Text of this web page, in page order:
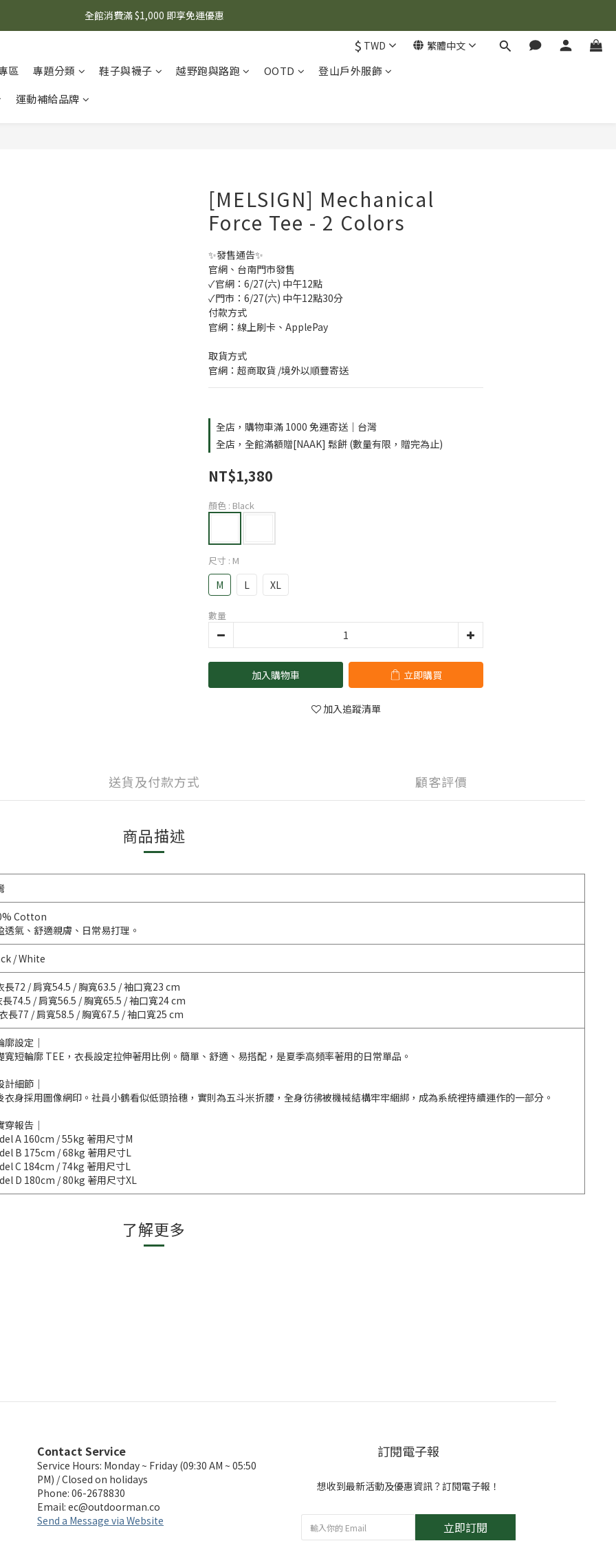
🌟 想知道現在有什麼優惠嗎？ 點擊查看最新優惠！
全館消費滿 $1,000 即享免運優惠
$ TWD 繁體中文
區 專題分類 鞋子與襪子 越野跑與路跑 OOTD
登山戶外服飾
運動補給品牌
[MELSIGN] Mechanical
Force Tee - 2 Colors
✨發售通告✨
官網、台南門市發售
✓官網：6/27(六) 中午12點
✓門市：6/27(六) 中午12點30分
付款方式
官網：線上刷卡、ApplePay
取貨方式
官網：超商取貨 /境外以順豐寄送
全店，購物車滿 1000 免運寄送｜台灣
全店，全館滿額贈[NAAK] 鬆餅 (數量有限，贈完為止)
NT$1,380
顏色 : Black
尺寸 : M
M L XL
數量
加入購物車 立即購買
加入追蹤清單
送貨及付款方式 顧客評價
商品描述
Cotton
透氣、舒適親膚、日常易打理。
/ White
長72 / 肩寬54.5 / 胸寬63.5 / 袖口寬23 cm
長74.5 / 肩寬56.5 / 胸寬65.5 / 袖口寬24 cm
長77 / 肩寬58.5 / 胸寬67.5 / 袖口寬25 cm
廓設定｜
寬短輪廓 TEE，衣長設定拉伸著用比例。簡單、舒適、易搭配，是夏季高頻率著用的日常單品。
計細節｜
衣身採用圖像網印。社員小鶴看似低頭拾穗，實則為五斗米折腰，全身彷彿被機械結構牢牢綑綁，成為系統裡持續運作的一部分。
穿報告｜
A 160cm / 55kg 著用尺寸M
B 175cm / 68kg 著用尺寸L
C 184cm / 74kg 著用尺寸L
D 180cm / 80kg 著用尺寸XL
了解更多
Contact Service
Service Hours: Monday ~ Friday (09:30 AM ~ 05:50
PM) / Closed on holidays
Phone: 06-2678830
Email: ec@outdoorman.co
Send a Message via Website
訂閱電子報
想收到最新活動及優惠資訊？訂閱電子報！
立即訂閱